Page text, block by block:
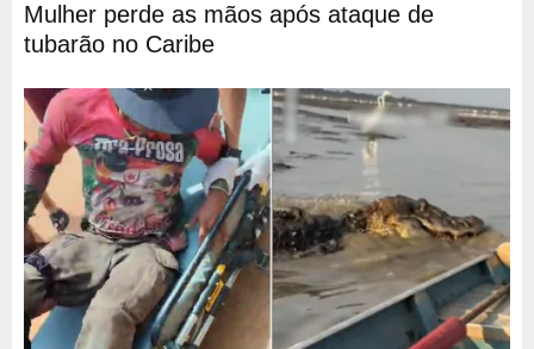
Mulher perde as mãos após ataque de
tubarão no Caribe